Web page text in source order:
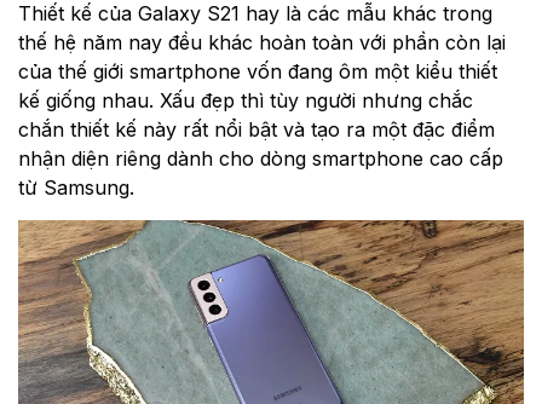
Thiết kế của Galaxy S21 hay là các mẫu khác trong
thế hệ năm nay đều khác hoàn toàn với phần còn lại
của thế giới smartphone vốn đang ôm một kiểu thiết
kế giống nhau. Xấu đẹp thì tùy người nhưng chắc
chắn thiết kế này rất nổi bật và tạo ra một đặc điểm
nhận diện riêng dành cho dòng smartphone cao cấp
từ Samsung.